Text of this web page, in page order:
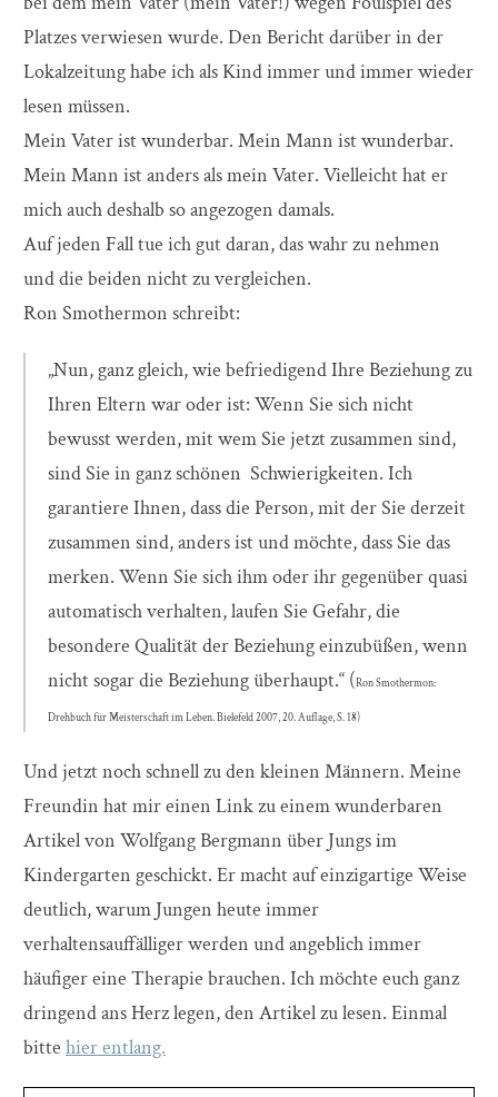
Platzes verwiesen wurde. Den Bericht darüber in der
Lokalzeitung habe ich als Kind immer und immer wieder
lesen müssen.
Mein Vater ist wunderbar. Mein Mann ist wunderbar.
Mein Mann ist anders als mein Vater. Vielleicht hat er
mich auch deshalb so angezogen damals.
Auf jeden Fall tue ich gut daran, das wahr zu nehmen
und die beiden nicht zu vergleichen.
Ron Smothermon schreibt:
„Nun, ganz gleich, wie befriedigend Ihre Beziehung zu
Ihren Eltern war oder ist: Wenn Sie sich nicht
bewusst werden, mit wem Sie jetzt zusammen sind,
sind Sie in ganz schönen Schwierigkeiten. Ich
garantiere Ihnen, dass die Person, mit der Sie derzeit
zusammen sind, anders ist und möchte, dass Sie das
merken. Wenn Sie sich ihm oder ihr gegenüber quasi
automatisch verhalten, laufen Sie Gefahr, die
besondere Qualität der Beziehung einzubüßen, wenn
nicht sogar die Beziehung überhaupt.“ (Ron Smothermon:
Drehbuch für Meisterschaft im Leben. Bielefeld 2007, 20. Auflage, S. 18)
Und jetzt noch schnell zu den kleinen Männern. Meine
Freundin hat mir einen Link zu einem wunderbaren
Artikel von Wolfgang Bergmann über Jungs im
Kindergarten geschickt. Er macht auf einzigartige Weise
deutlich, warum Jungen heute immer
verhaltensauffälliger werden und angeblich immer
häufiger eine Therapie brauchen. Ich möchte euch ganz
dringend ans Herz legen, den Artikel zu lesen. Einmal
bitte hier entlang.